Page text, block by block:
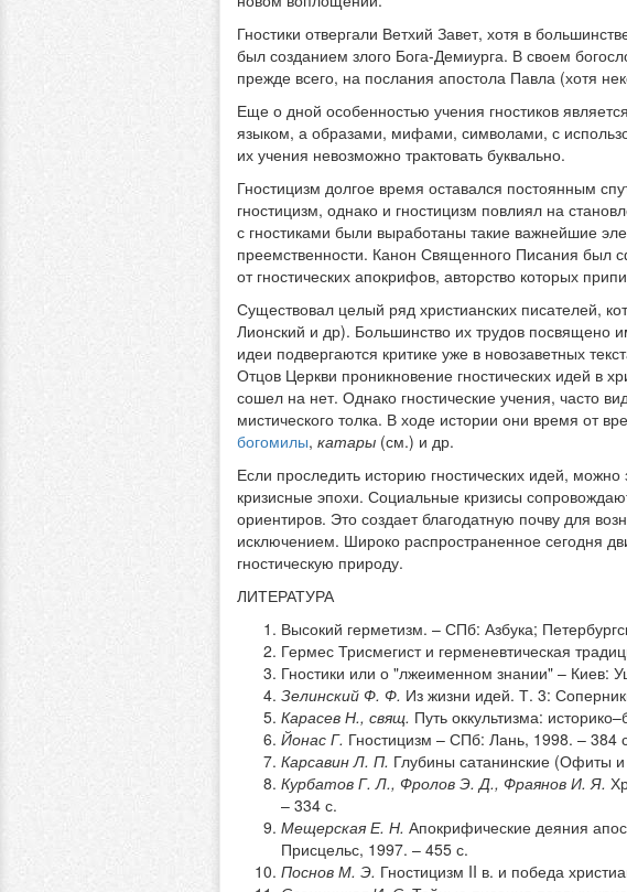
Гностики отвергали Ветхий Завет, хотя в
был созданием злого Бога-Демиурга. В своем
прежде всего, на послания апостола Павла (хотя
Еще о дной особенностью учения гностиков
языком, а образами, мифами, символами, с
их учения невозможно трактовать буквально.
Гностицизм долгое время оставался постоянным
гностицизм, однако и гностицизм повлиял на
с гностиками были выработаны такие важнейшие
преемственности. Канон Священного Писания был
от гностических апокрифов, авторство которых
Существовал целый ряд христианских писателей,
Лионский и др). Большинство их трудов посвящено
идеи подвергаются критике уже в новозаветных
Отцов Церкви проникновение гностических идей в
сошел на нет. Однако гностические учения, часто
мистического толка. В ходе истории они время от
богомилы, катары (см.) и др.
Если проследить историю гностических идей,
кризисные эпохи. Социальные кризисы
ориентиров. Это создает благодатную почву для
исключением. Широко распространенное сегодня
гностическую природу.
ЛИТЕРАТУРА
Высокий герметизм. – СПб: Азбука;
Гермес Трисмегист и герменевтическая
Гностики или о "лжеименном знании" – Киев:
Зелинский Ф. Ф. Из жизни идей. Т. 3:
Карасев Н., свящ. Путь оккультизма:
Йонас Г. Гностицизм – СПб: Лань, 1998. – 384
Карсавин Л. П. Глубины сатанинские (Офиты
Курбатов Г. Л., Фролов Э. Д., Фраянов И. Я.
– 334 с.
Мещерская Е. Н. Апокрифические деяния
Присцельс, 1997. – 455 с.
Поснов М. Э. Гностицизм II в. и победа